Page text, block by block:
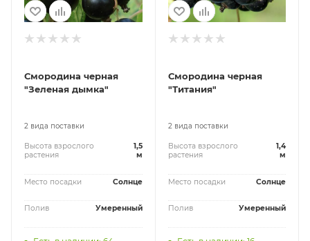
Смородина черная
"Зеленая дымка"
2 вида поставки
Высота взрослого
растения
1,5
м
Место посадки Солнце
Полив Умеренный
Смородина черная
"Титания"
2 вида поставки
Высота взрослого
растения
1,4
м
Место посадки Солнце
Полив Умеренный